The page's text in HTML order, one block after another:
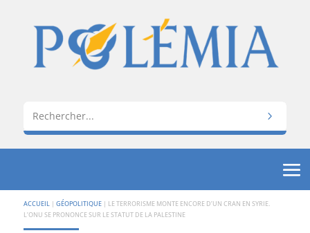
ACCUEIL | GÉOPOLITIQUE| LE TERRORISME MONTE ENCORE D’UN CRAN EN SYRIE.
L’ONU SE PRONONCE SUR LE STATUT DE LA PALESTINE